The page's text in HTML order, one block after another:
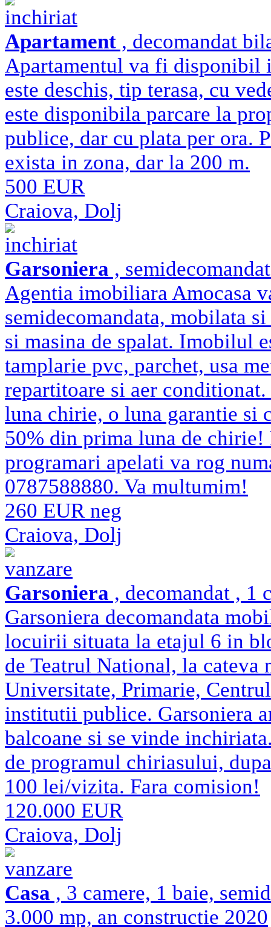
inchiriat
Apartament , decomandat
Apartamentul va fi disponibil
este deschis, tip terasa, cu
este disponibila parcare la
publice, dar cu plata per ora.
exista in zona, dar la 200 m.
500 EUR
Craiova, Dolj
inchiriat
Garsoniera ,
Agentia imobiliara Amocasa
semidecomandata, mobilata
si masina de spalat. Imobilul
tamplarie pvc, parchet, usa
repartitoare si aer
luna chirie, o luna garantie si
50% din prima luna de
programari apelati va rog
0787588880. Va multumim!
260 EUR neg
Craiova, Dolj
vanzare
Garsoniera , decomandat , 1
Garsoniera decomandata
locuirii situata la etajul 6 in
de Teatrul National, la cateva
Universitate, Primarie,
institutii publice. Garsoniera
balcoane si se vinde
de programul chiriasului,
100 lei/vizita. Fara comision!
120.000 EUR
Craiova, Dolj
vanzare
Casa , 3 camere, 1 baie,
3.000 mp, an constructie 2020